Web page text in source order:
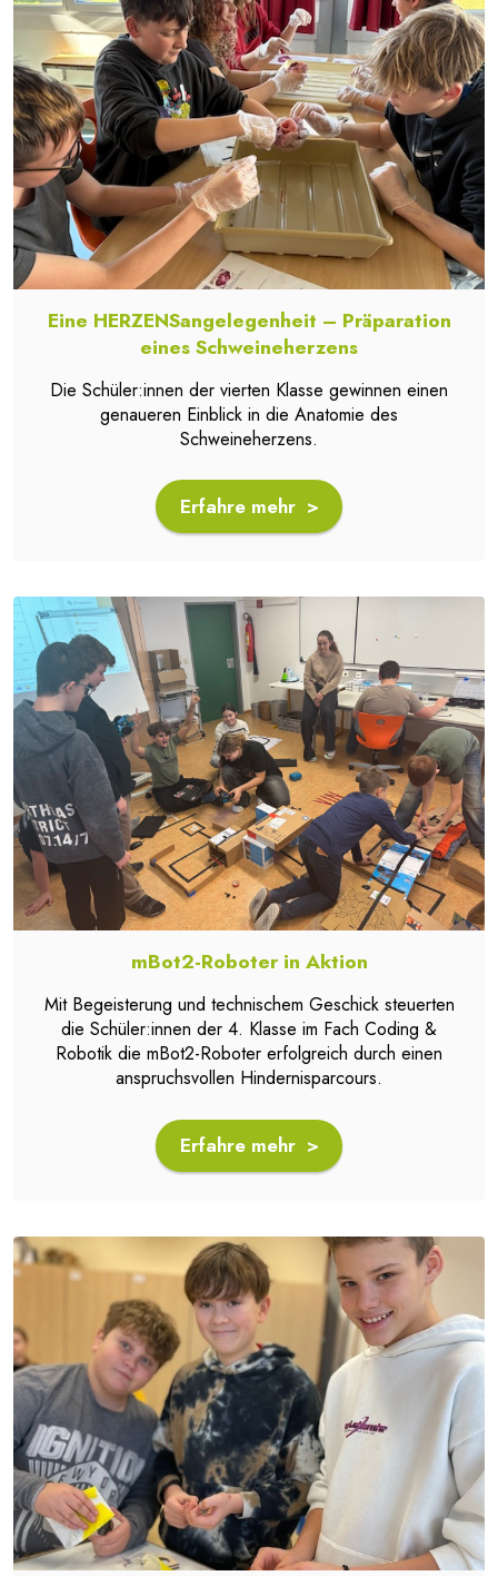
Eine HERZENSangelegenheit – Präparation
eines Schweineherzens
Die Schüler:innen der vierten Klasse gewinnen einen
genaueren Einblick in die Anatomie des
Schweineherzens.
Erfahre mehr >
mBot2-Roboter in Aktion
Mit Begeisterung und technischem Geschick steuerten
die Schüler:innen der 4. Klasse im Fach Coding &
Robotik die mBot2-Roboter erfolgreich durch einen
anspruchsvollen Hindernisparcours.
Erfahre mehr >